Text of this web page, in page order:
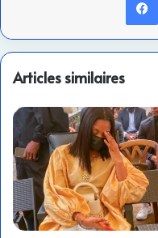
Articles similaires